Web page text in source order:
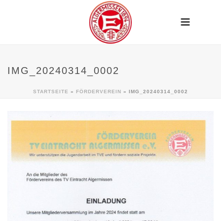
IMG_20240314_0002
STARTSEITE » FÖRDERVEREIN » IMG_20240314_0002